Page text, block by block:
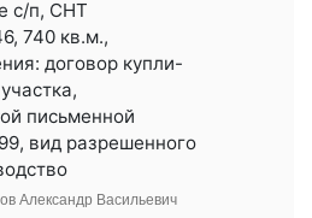
с/п, СНТ
740 кв.м.,
договор купли-
письменной
вид разрешенного
Александр Васильевич